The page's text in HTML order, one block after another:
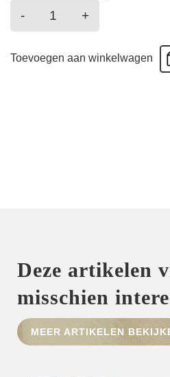
-
Melody
-
+
Toevoegen aan winkelwagen
Deze artikelen
misschien
MEER ARTIKELEN